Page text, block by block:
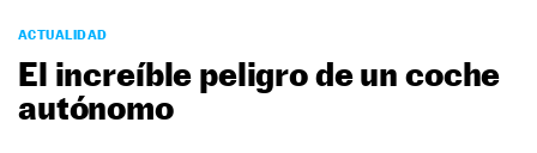
PODCAST
MOTOS
TECNOLOGÍA
ACTUALIDAD
El increíble peligro de un coche
autónomo